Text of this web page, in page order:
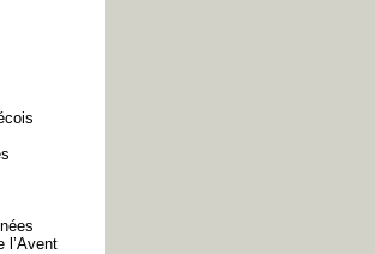
l’Avent